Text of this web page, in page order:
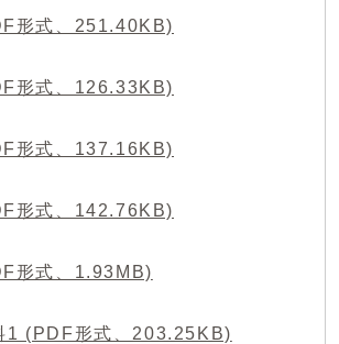
形式、251.40KB)
形式、126.33KB)
形式、137.16KB)
形式、142.76KB)
形式、1.93MB)
1 (PDF形式、203.25KB)